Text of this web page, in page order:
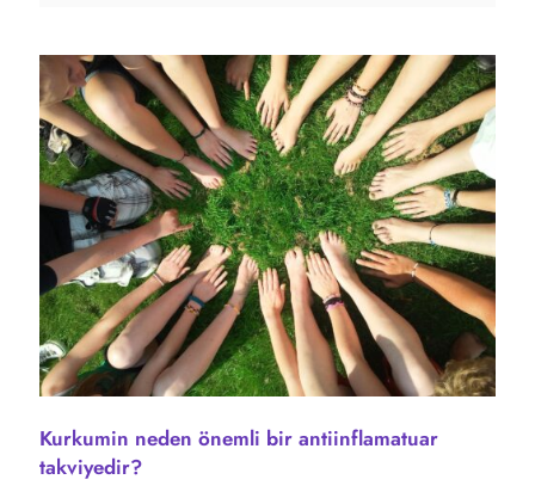
Kurkumin neden önemli bir antiinflamatuar
takviyedir?